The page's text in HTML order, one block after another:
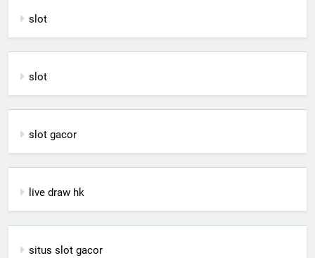
slot
slot
slot gacor
live draw hk
situs slot gacor